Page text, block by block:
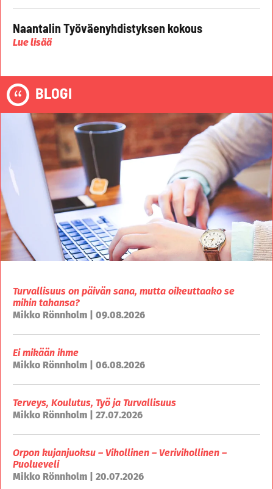
Naantalin Työväenyhdistyksen kokous
Lue lisää
BLOGI
Turvallisuus on päivän sana, mutta oikeuttaako se
mihin tahansa?
Mikko Rönnholm | 09.08.2026
Ei mikään ihme
Mikko Rönnholm | 06.08.2026
Terveys, Koulutus, Työ ja Turvallisuus
Mikko Rönnholm | 27.07.2026
Orpon kujanjuoksu – Vihollinen – Verivihollinen –
Puolueveli
Mikko Rönnholm | 20.07.2026